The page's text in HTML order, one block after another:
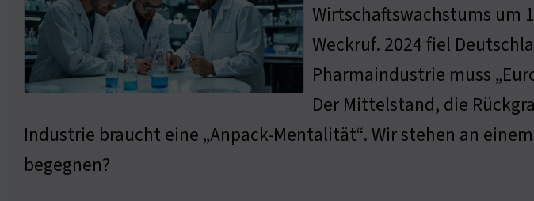
Wirtschaftswachstums um
Weckruf. 2024 fiel
Pharmaindustrie muss
Der Mittelstand, die
Industrie braucht eine „Anpack-Mentalität“. Wir stehen an
begegnen?